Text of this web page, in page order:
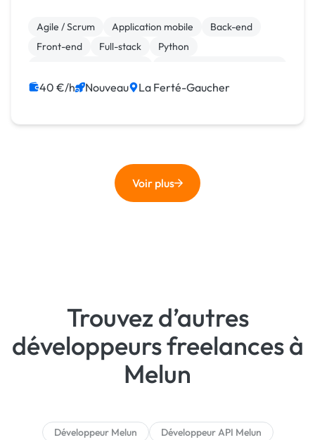
Agile / Scrum Application mobile
Back-end
Front-end
Full-stack
Python
Web design
Infrastructure et réseaux
40 €/h Nouveau La Ferté-Gaucher
Voir plus
Trouvez d’autres
développeurs freelances à
Melun
Développeur Melun
Développeur API Melun